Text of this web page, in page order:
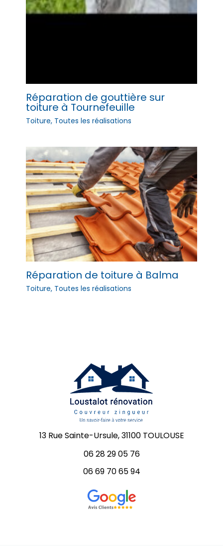
Réparation de gouttière sur
toiture à Tournefeuille
Toiture, Toutes les réalisations
Réparation de toiture à Balma
Toiture, Toutes les réalisations
13 Rue Sainte-Ursule, 31100 TOULOUSE
06 28 29 05 76
06 69 70 65 94